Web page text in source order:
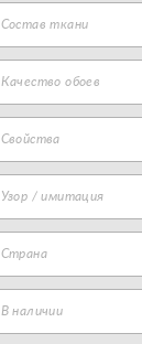
Состав ткани
Качество обоев
Свойства
Узор / имитация
Страна
В наличии